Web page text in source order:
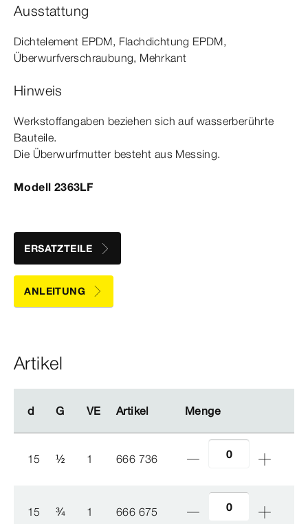
Ausstattung
Dicht­element EPDM, Flachdichtung EPDM,
Überwurfverschraubung, Mehrkant
Hinweis
Werkstoffangaben beziehen sich auf wasserberührte
Bauteile.
Die Über­wurfmutter besteht aus Messing.
Modell 2363LF
ERSATZTEILE
ANLEITUNG
Artikel
d G VE Artikel Menge
d G VE Artikel Menge
15 ½ 1 666 736
15 ¾ 1 666 675